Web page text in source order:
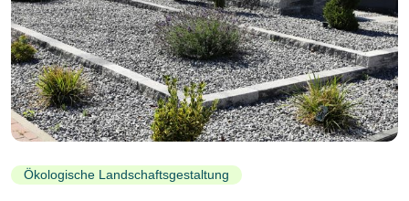
Ökologische Landschaftsgestaltung